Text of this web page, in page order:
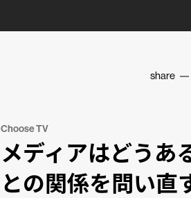
share
Choose TV
メディアはどうあ
との関係を問い直